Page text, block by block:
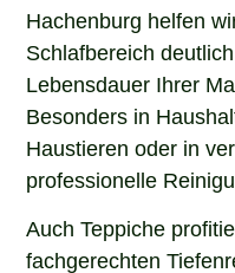
Hachenburg helfen
Schlafbereich
Lebensdauer Ihrer
Besonders in
Haustieren oder in
professionelle
Auch Teppiche
fachgerechten